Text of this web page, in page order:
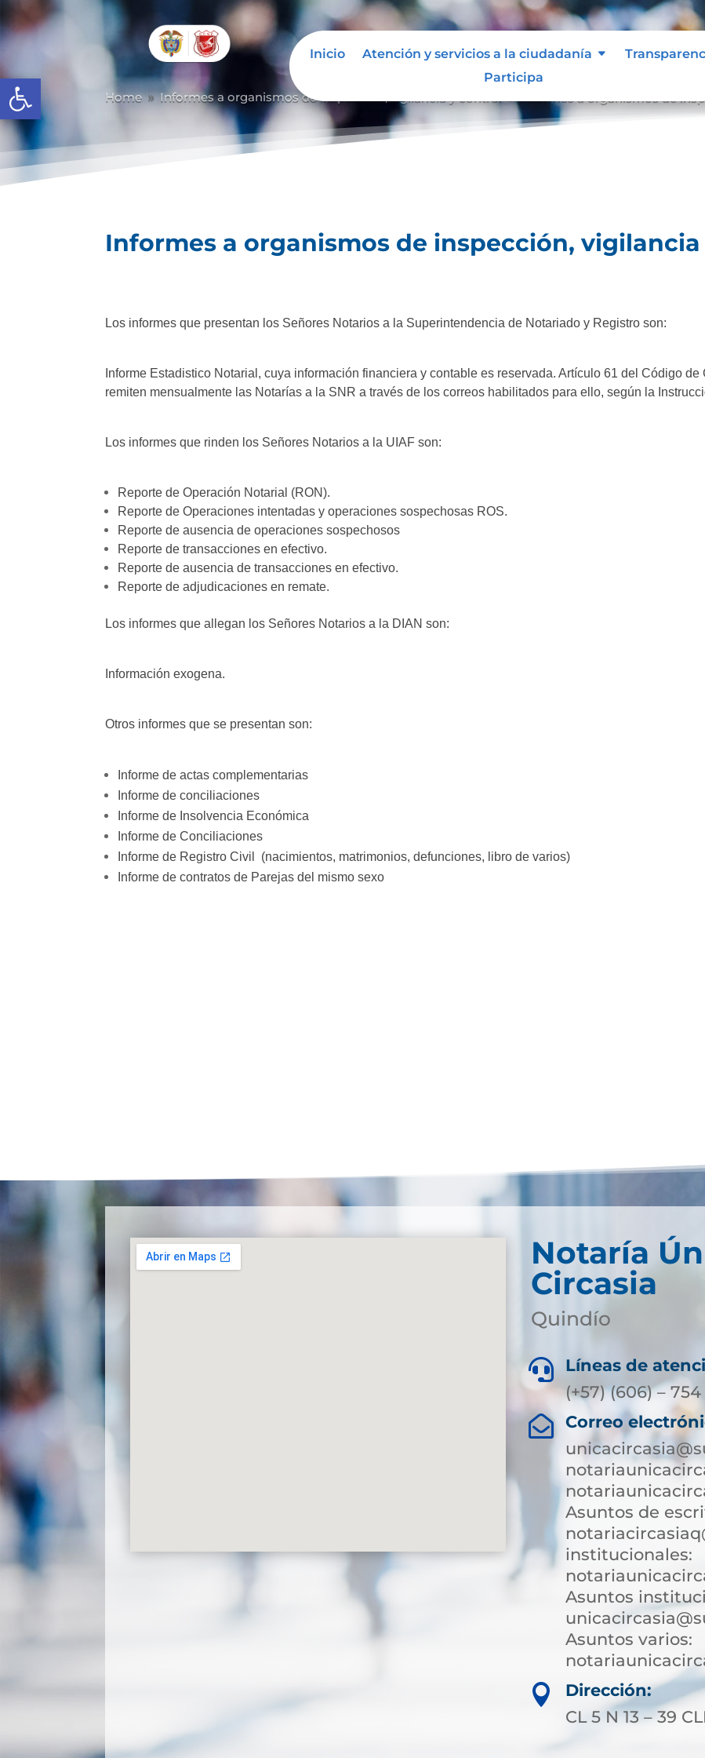
Abrir barra de herramientas
Inicio Atención y servicios a la ciudadanía
Participa
Home 9 Informes a organismos de inspección, vigilancia y control Informes a organismos de
Informes a organismos de inspección,
Los informes que presentan los Señores Notarios a la Superintendencia de Notariado y Registro son:
Informe Estadistico Notarial, cuya información financiera y contable es reservada. Artículo 61 del Código
remiten mensualmente las Notarías a la SNR a través de los correos habilitados para ello, según la
Los informes que rinden los Señores Notarios a la UIAF son:
Reporte de Operación Notarial (RON).
Reporte de Operaciones intentadas y operaciones sospechosas ROS.
Reporte de ausencia de operaciones sospechosos
Reporte de transacciones en efectivo.
Reporte de ausencia de transacciones en efectivo.
Reporte de adjudicaciones en remate.
Los informes que allegan los Señores Notarios a la DIAN son:
Información exogena.
Otros informes que se presentan son:
Informe de actas complementarias
Informe de conciliaciones
Informe de Insolvencia Económica
Informe de Conciliaciones
Informe de Registro Civil (nacimientos, matrimonios, defunciones, libro de varios)
Informe de contratos de Parejas del mismo sexo
Notaría
Circasia
Quindío

Líneas de
(+57) (606) – 754
 Correo
Asuntos de
institucionales:
Asuntos
Asuntos varios:

Dirección:
CL 5 N 13 – 39